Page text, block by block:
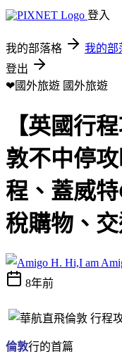
登入
我的部落格 我的部
登出
❤國外旅遊 國外旅遊
【英國行
敦不中停
程、蓋威
稅購物、
8年前
倫敦行的首篇